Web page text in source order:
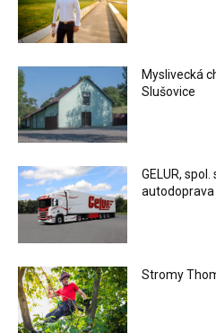
Myslivecká
Slušovice
GELUR,
autodoprava
Stromy